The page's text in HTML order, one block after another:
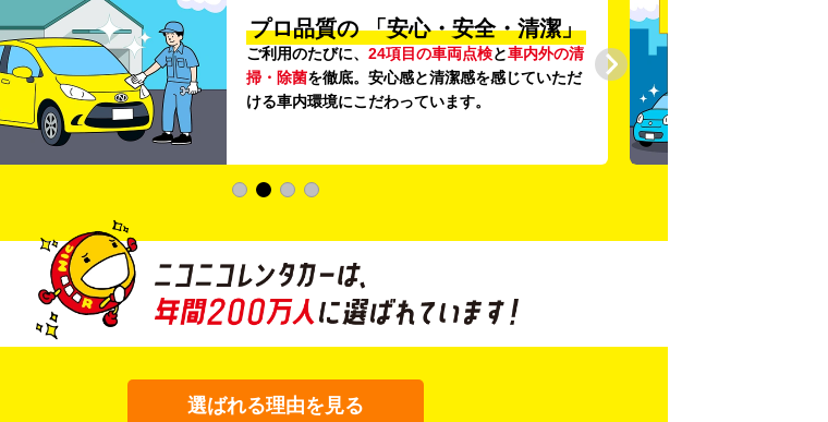
プロ品質の 「安心・安全・清潔」
ご利用のたびに、 24項目の車両点検と車内外の清
掃・除菌を徹底。安心感と清潔感を感じていただ
ける車内環境にこだわっています。
選ばれる理由を見る